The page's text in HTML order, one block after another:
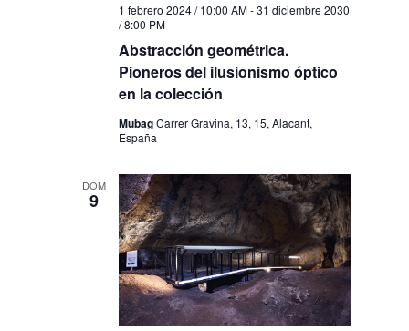
Abstracción geométrica.
Pioneros del ilusionismo óptico
en la colección
1 febrero 2024 / 10:00 AM-31 diciembre 2030
/ 8:00 PM
MubagCarrer Gravina, 13, 15, Alacant,
España
DOM
9